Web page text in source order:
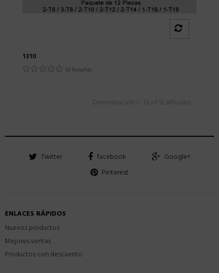
1310
(0 Reseña)
Demostración 1 - 12 of 12 artículos
Twitter facebook
Google+
Pinterest
ENLACES RÁPIDOS
Nuevos productos
Mejores ventas
Productos con descuento